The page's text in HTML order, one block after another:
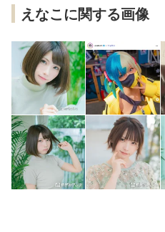
えなこに関する画像